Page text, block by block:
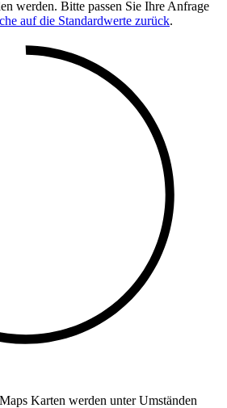
werden. Bitte passen Sie Ihre Anfrage
auf die Standardwerte zurück.
Karten werden unter Umständen